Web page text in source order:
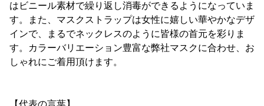
はビニール素材で繰り返し消毒ができるようになっていま
す。また、マスクストラップは女性に嬉しい華やかなデザ
インで、まるでネックレスのように皆様の首元を彩りま
す。カラーバリエーション豊富な弊社マスクに合わせ、お
しゃれにご着用頂けます。